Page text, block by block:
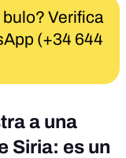
Verifica
(+34 644
a una
Siria: es un